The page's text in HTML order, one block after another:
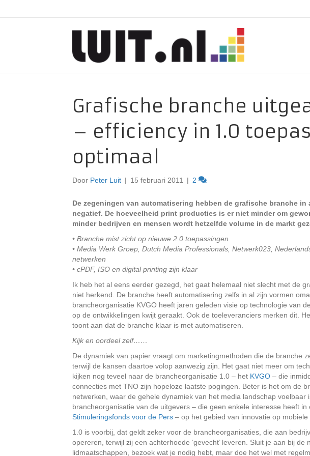
Grafische branche
– efficiency in 1.0
optimaal
Door Peter Luit | 15 februari 2011 | 2
De zegeningen van automatisering hebben de grafische branche in
negatief. De hoeveelheid print producties is er niet minder om
minder bedrijven en mensen wordt hetzelfde volume in de markt
• Branche mist zicht op nieuwe 2.0 toepassingen
• Media Werk Groep, Dutch Media Professionals, Netwerk023,
netwerken
• cPDF, ISO en digital printing zijn klaar
Ik heb het al eens eerder gezegd, het gaat helemaal niet slecht met de
niet herkend. De branche heeft automatisering zelfs in al zijn vormen
brancheorganisatie KVGO heeft jaren geleden visie op technologie van
op de ontwikkelingen kwijt geraakt. Ook de toeleveranciers merken dit.
toont aan dat de branche klaar is met automatiseren.
Kijk en oordeel zelf……
De dynamiek van papier vraagt om marketingmethoden die de branche
terwijl de kansen daartoe volop aanwezig zijn. Het gaat niet meer om
kijken nog teveel naar de brancheorganisatie 1.0 – het KVGO – die
connecties met TNO zijn hopeloze laatste pogingen. Beter is het om de
netwerken, waar de gehele dynamiek van het media landschap voelbaar
brancheorganisatie van de uitgevers – die geen enkele interesse heeft
Stimuleringsfonds voor de Pers – op het gebied van innovatie op mobiele
1.0 is voorbij, dat geldt zeker voor de brancheorganisaties, die aan
opereren, terwijl zij een achterhoede ‘gevecht’ leveren. Sluit je aan bij
lidmaatschappen, bezoek wat je nodig hebt, maar doe het wel met